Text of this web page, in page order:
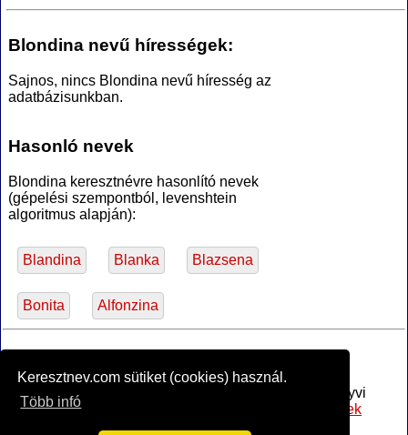
Keresztnev.com sütiket (cookies) használ.
Több infó
Blondina nevű hírességek:
Sajnos, nincs Blondina nevű híresség az
adatbázisunkban.
Hasonló nevek
Blondina keresztnévre hasonlító nevek
(gépelési szempontból, levenshtein
algoritmus alapján):
Blandina Blanka Blazsena
Bonita Alfonzina
Az MTA Nyelvtudományi Intézete által anyakönyvi
bejegyzésre alkalmasnak minősített
női utónevek